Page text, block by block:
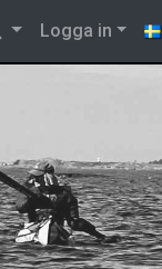
Logga in